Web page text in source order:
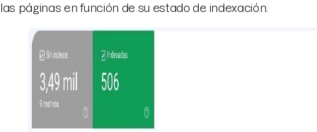
las páginas en función de su estado de indexación.